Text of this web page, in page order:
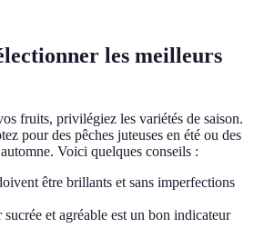
les meilleurs
fruits, privilégiez les variétés de saison.
pour des pêches juteuses en été ou des
Voici quelques conseils :
être brillants et sans imperfections
sucrée et agréable est un bon indicateur